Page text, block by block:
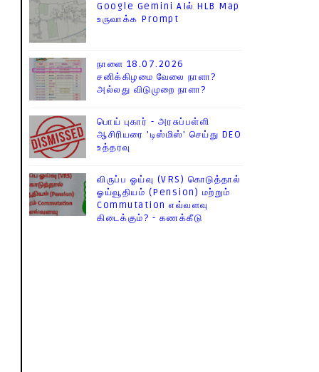
Google Gemini AIல் HLB Map
உருவாக்க Prompt
நாளை 18.07.2026
சனிக்கிழமை வேலை நாளா?
அல்லது விடுமுறை நாளா?
பொய் புகார் - அரசுப்பள்ளி
ஆசிரியரை 'டிஸ்மிஸ்' செய்து DEO
உத்தரவு
விருப்ப ஓய்வு (VRS) கொடுத்தால்
ஓய்வூதியம் (Pension) மற்றும்
Commutation எவ்வளவு
கிடைக்கும்? - கணக்கீடு